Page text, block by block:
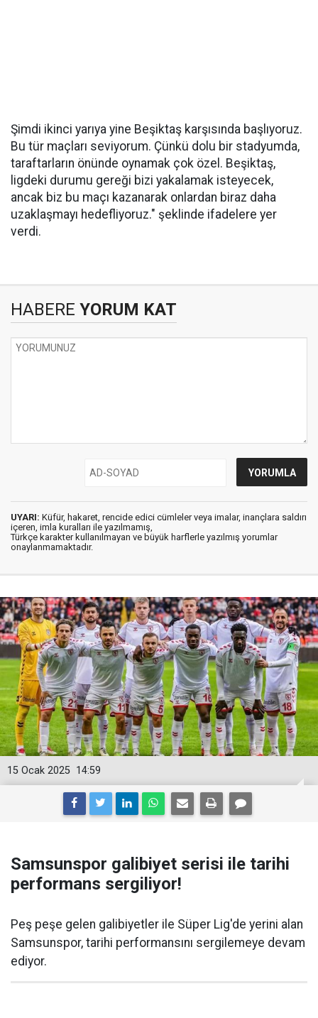
Şimdi ikinci yarıya yine Beşiktaş karşısında başlıyoruz.
Bu tür maçları seviyorum. Çünkü dolu bir stadyumda,
taraftarların önünde oynamak çok özel. Beşiktaş,
ligdeki durumu gereği bizi yakalamak isteyecek,
ancak biz bu maçı kazanarak onlardan biraz daha
uzaklaşmayı hedefliyoruz." şeklinde ifadelere yer
verdi.
HABERE YORUM KAT
UYARI: Küfür, hakaret, rencide edici cümleler veya imalar, inançlara saldırı
içeren, imla kuralları ile yazılmamış,
Türkçe karakter kullanılmayan ve büyük harflerle yazılmış yorumlar
onaylanmamaktadır.
14:59
15 Ocak 2025
Samsunspor galibiyet serisi ile tarihi
performans sergiliyor!
Peş peşe gelen galibiyetler ile Süper Lig'de yerini alan
Samsunspor, tarihi performansını sergilemeye devam
ediyor.